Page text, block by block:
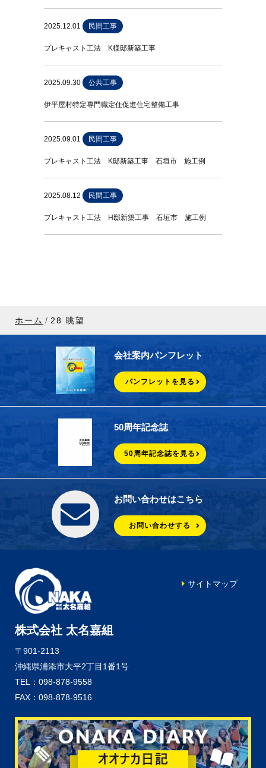
2025.12.01 民間工事
プレキャスト工法 K様邸新築工事
2025.09.30 公共工事
伊平屋村特定専門職定住促進住宅整備工事
2025.09.01 民間工事
プレキャスト工法 K邸新築工事 石垣市 施工例
2025.08.12 民間工事
プレキャスト工法 H邸新築工事 石垣市 施工例
ホーム 28 眺望
会社案内パンフレット
パンフレットを見る
50周年記念誌
50周年記念誌を見る
お問い合わせはこちら
お問い合わせする
株式会社 太名嘉組
〒901-2113
沖縄県浦添市大平2丁目1番1号
TEL：098-878-9558
FAX：098-878-9516
サイトマップ